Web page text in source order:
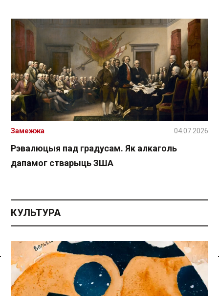
Спасылка без VPN
Рэвалюцыя пад градусам. Як алкаголь
дапамог стварыць ЗША
Замежжа 04.07.2026
КУЛЬТУРА